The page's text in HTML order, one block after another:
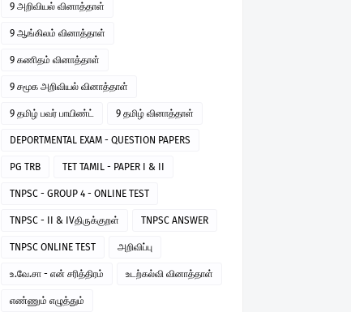
9 அறிவியல் வினாத்தாள்
9 ஆங்கிலம் வினாத்தாள்
9 கணிதம் வினாத்தாள்
9 சமூக அறிவியல் வினாத்தாள்
9 தமிழ் பவர் பாயிண்ட் 9 தமிழ் வினாத்தாள்
DEPORTMENTAL EXAM - QUESTION PAPERS
PG TRB TET TAMIL - PAPER I & II
TNPSC - GROUP 4 - ONLINE TEST
TNPSC - II & IVதிருக்குறள் TNPSC ANSWER
TNPSC ONLINE TEST அறிவிப்பு
உ.வே.சா - என் சரித்திரம் உடற்கல்வி வினாத்தாள்
எண்ணும் எழுத்தும்